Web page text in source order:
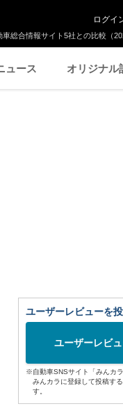
総合情報サイト5社との比較（
ログイ
ュース オリジナル
ユーザーレビューを
ユーザーレビ
※自動車SNSサイト「みんカラ
みんカラに登録して投稿す
す。